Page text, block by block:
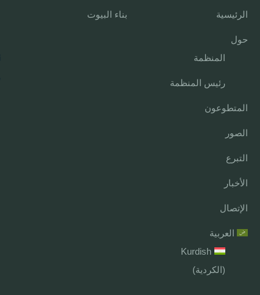
الرئيسية
حول
المنظمة
رئيس المنظمة
المتطوعون
الصور
التبرع
الأخبار
الإتصال
العربية
Kurdish
(الكردية)
بناء البيوت